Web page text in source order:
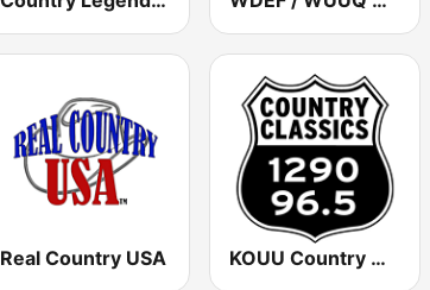
Real Country USA KOUU Country Classics 1290 AM / 96.5 FM